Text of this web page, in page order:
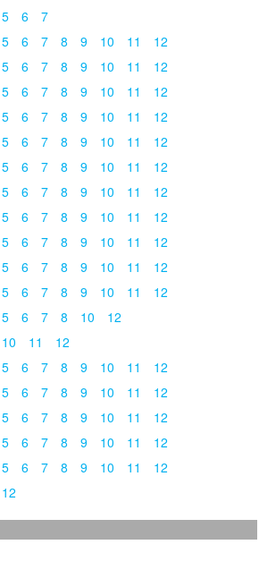
5 6
7
5 6 7 8 9 10 11
12
5 6 7 8 9 10 11
12
5 6 7 8 9 10 11
12
5 6 7 8 9 10 11
12
5 6 7 8 9 10 11
12
5 6 7 8 9 10 11
12
5 6 7 8 9 10 11
12
5 6 7 8 9 10 11
12
5 6 7 8 9 10 11
12
5 6 7 8 9 10 11
12
5 6 7 8 9 10 11
12
5 6 7 8 10
12
10 11
12
5 6 7 8 9 10 11
12
5 6 7 8 9 10 11
12
5 6 7 8 9 10 11
12
5 6 7 8 9 10 11
12
5 6 7 8 9 10 11
12
12